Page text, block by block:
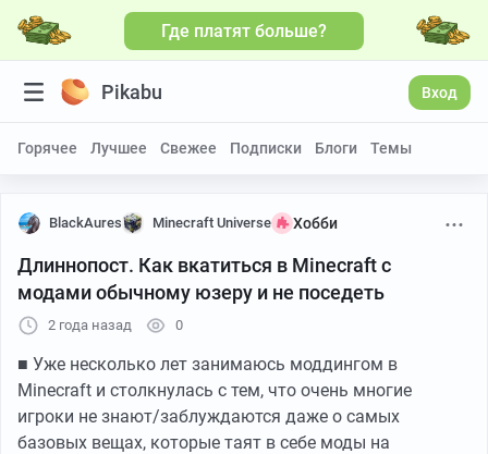
Где платят больше?
Pikabu Вход
Горячее Лучшее Свежее Подписки Блоги Темы
BlackAures Minecraft Universe Хобби
Длиннопост. Как вкатиться в Minecraft с
модами обычному юзеру и не поседеть
2 года назад 0
■ Уже несколько лет занимаюсь моддингом в
Minecraft и столкнулась с тем, что очень многие
игроки не знают/заблуждаются даже о самых
базовых вещах, которые таят в себе моды на